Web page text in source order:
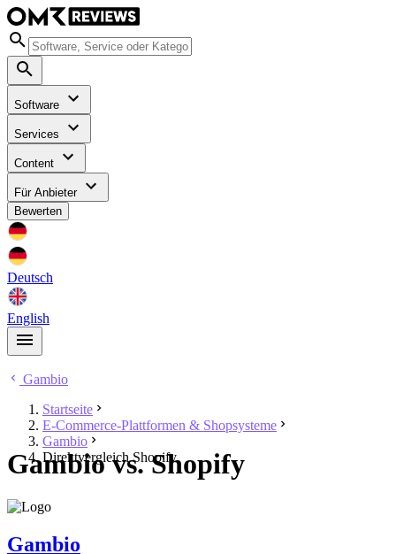
Software
Services
Content
Für Anbieter
Bewerten
Deutsch
English
Gambio
Startseite
E-Commerce-Plattformen & Shopsysteme
Gambio
Direktvergleich Shopify
Gambio vs. Shopify
Gambio